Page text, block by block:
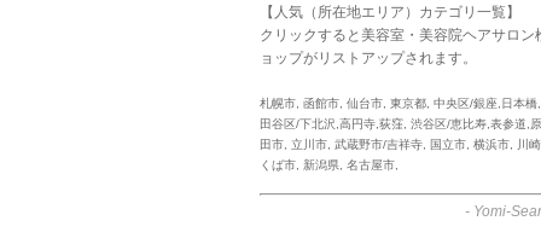
【人気（所在地エリア）カテゴリ一覧】
クリックすると美容室・美容院ヘアサロ
ョップがリストアップされます。
札幌市 函館市 仙台市 東京都 中央区/銀座,日本橋
田谷区/下北沢,高円寺,荻窪 渋谷区/恵比寿,表参道,
田市
立川市 武蔵野市/吉祥寺 国立市 横浜市
川
くば市 新潟県 名古屋市
- Yomi-